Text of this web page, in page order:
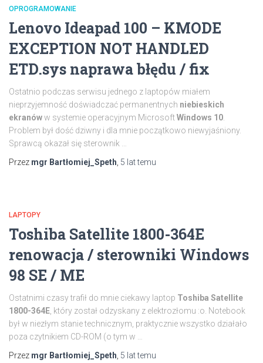
OPROGRAMOWANIE
Lenovo Ideapad 100 – KMODE
EXCEPTION NOT HANDLED
ETD.sys naprawa błędu / fix
Ostatnio podczas serwisu jednego z laptopów miałem
nieprzyjemność doświadczać permanentnych niebieskich
ekranóww systemie operacyjnym MicrosoftWindows 10
Problem był dość dziwny i dla mnie początkowo niewyjaśniony.
Sprawcą okazał się sterownik …
Przez mgr Bartłomiej_Speth 5 lattemu
LAPTOPY
Toshiba Satellite 1800-364E
renowacja / sterowniki Windows
98 SE / ME
Ostatnimi czasy trafił do mnie ciekawy laptop Toshiba Satellite
1800-364E , który został odzyskany z elektrozłomu :o. Notebook
był w niezłym stanie technicznym, praktycznie wszystko działało
poza czytnikiem CD-ROM (o tym w …
Przez mgr Bartłomiej_Speth 5 lattemu